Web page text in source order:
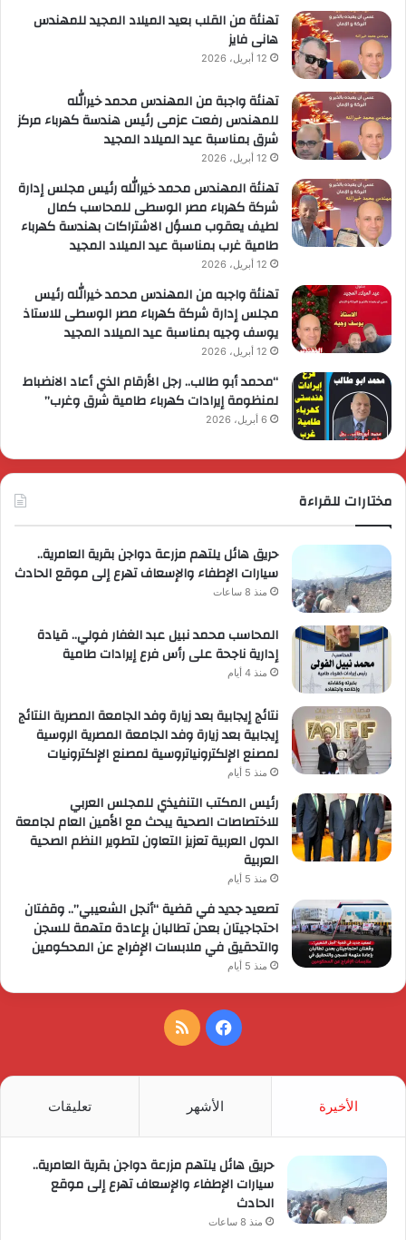
تهنئة من القلب بعيد الميلاد المجيد للمهندس
هانى فايز
12 أبريل، 2026
تهنئة واجبة من المهندس محمد خيرالله
للمهندس رفعت عزمى رئيس هندسة كهرباء مركز
شرق بمناسبة عيد الميلاد المجيد
12 أبريل، 2026
تهنئة المهندس محمد خيرالله رئيس مجلس إدارة
شركة كهرباء مصر الوسطى للمحاسب كمال
لطيف يعقوب مسؤل الاشتراكات بهندسة كهرباء
طامية غرب بمناسبة عيد الميلاد المجيد
12 أبريل، 2026
تهنئة واجبه من المهندس محمد خيرالله رئيس
مجلس إدارة شركة كهرباء مصر الوسطى للاستاذ
يوسف وجيه بمناسبة عيد الميلاد المجيد
12 أبريل، 2026
“محمد أبو طالب.. رجل الأرقام الذي أعاد الانضباط
لمنظومة إيرادات كهرباء طامية شرق وغرب”
6 أبريل، 2026
مختارات للقراءة
حريق هائل يلتهم مزرعة دواجن بقرية العامرية..
سيارات الإطفاء والإسعاف تهرع إلى موقع الحادث
منذ 8 ساعات
المحاسب محمد نبيل عبد الغفار فولي.. قيادة
إدارية ناجحة على رأس فرع إيرادات طامية
منذ 4 أيام
نتائج إيجابية بعد زيارة وفد الجامعة المصرية النتائج
إيجابية بعد زيارة وفد الجامعة المصرية الروسية
لمصنع الإلكترونياتروسية لمصنع الإلكترونيات
منذ 5 أيام
رئيس المكتب التنفيذي للمجلس العربي
للاختصاصات الصحية يبحث مع الأمين العام لجامعة
الدول العربية تعزيز التعاون لتطوير النظم الصحية
العربية
منذ 5 أيام
تصعيد جديد في قضية “أنجل الشعيبي”.. وقفتان
احتجاجيتان بعدن تطالبان بإعادة متهمة للسجن
والتحقيق في ملابسات الإفراج عن المحكومين
منذ 5 أيام
فيسبوكملخص
الأخيرة الأشهر تعليقات
حريق هائل يلتهم مزرعة دواجن بقرية العامرية..
سيارات الإطفاء والإسعاف تهرع إلى موقع
الحادث
منذ 8 ساعات